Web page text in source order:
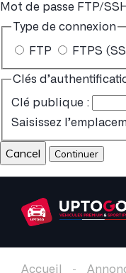
Mot de passe FTP/SSH
Type de connexion
FTP FTPS
Clés
Clé publique :
Saisissez
Cancel
Accueil